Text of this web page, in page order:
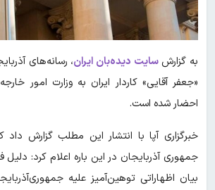
به گزارشسایت دیده‌بان ایران، رسانه‌های
«جعفر آقایی» کاردار ایران به وزارت امور
احضار شده است.
خبرگزاری آپا با انتشار این مطلب گزارش داد
جمهوری آذربایجان در این باره اعلام کرد: دلیل
بیان اظهاراتی توهین‌آمیز علیه